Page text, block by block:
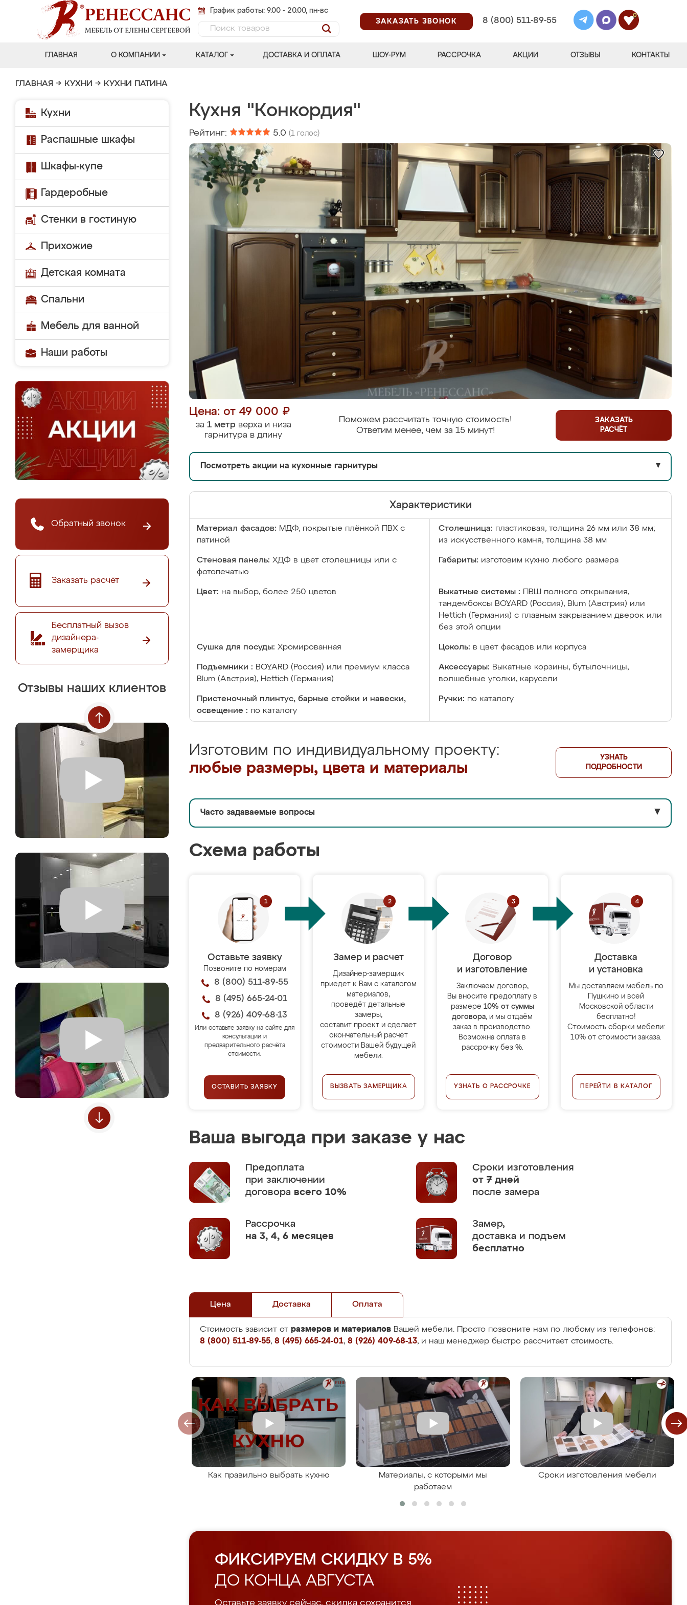
График работы: 9.00 - 20.00, пн-вс
ЗАКАЗАТЬ ЗВОНОК
8 (800) 511-89-55
0
ГЛАВНАЯ О КОМПАНИИ КАТАЛОГ ДОСТАВКА И ОПЛАТА ШОУ-РУМ РАССРОЧКА АКЦИИ ОТЗЫВЫ КОНТАКТЫ
ГЛАВНАЯ → КУХНИ → КУХНИ ПАТИНА
Кухни
Распашные шкафы
Шкафы-купе
Гардеробные
Стенки в гостиную
Прихожие
Детская комната
Спальни
Мебель для ванной
Наши работы
Обратный звонок
Заказать расчёт
Бесплатный вызов
дизайнера-
замерщика
Отзывы наших клиентов
Кухня "Конкордия"
Рейтинг: 5.0 (1 голос)
Цена: от 49 000 ₽
за 1 метрверха и низа
гарнитура в длину
Поможем рассчитать точную стоимость!
Ответим менее, чем за 15 минут!
ЗАКАЗАТЬ
РАСЧЁТ
Посмотреть акции на кухонные гарнитуры ▼
Характеристики
Материал фасадов: МДФ, покрытые плёнкой ПВХ с
патиной
Столешница: пластиковая, толщина 26 мм или 38 мм;
из искусственного камня, толщина 38 мм
Стеновая панель: ХДФ в цвет столешницы или с
фотопечатью
Габариты: изготовим кухню любого размера
Цвет: на выбор, более 250 цветов Выкатные системы :
ПВШ полного открывания,
тандембоксы BOYARD (Россия), Blum (Австрия) или
Hettich (Германия) с плавным закрыванием дверок или
без этой опции
Сушка для посуды: Хромированная Цоколь: в цвет фасадов или корпуса
Подъемники : BOYARD (Россия) или премиум класса
Blum (Австрия), Hettich (Германия)
Аксессуары: Выкатные корзины, бутылочницы,
волшебные уголки, карусели
Пристеночный плинтус, барные стойки и навески,
освещение : по каталогу
Ручки: по каталогу
Изготовим по индивидуальному проекту:
любые размеры, цвета и материалы
УЗНАТЬ
ПОДРОБНОСТИ
Часто задаваемые вопросы ▼
Схема работы
Оставьте заявку
Позвоните по номерам
8 (800) 511-89-55
8 (495) 665-24-01
8 (926) 409-68-13
Или оставьте заявку на сайте для
консультации и
предварительного расчёта
стоимости.
ОСТАВИТЬ ЗАЯВКУ
Замер и расчет
Дизайнер-замерщик
приедет к Вам с каталогом
материалов,
проведёт детальные
замеры,
составит проект и сделает
окончательный расчёт
стоимости Вашей будущей
мебели.
ВЫЗВАТЬ ЗАМЕРЩИКА
Договор
и изготовление
Заключаем договор,
Вы вносите предоплату в
размере 10% от суммы
договора, и мы отдаём
заказ в производство.
Возможна оплата в
рассрочку без %.
УЗНАТЬ О РАССРОЧКЕ
Доставка
и установка
Мы доставляем мебель по
Пушкино и всей
Московской области
бесплатно!
Стоимость сборки мебели:
10% от стоимости заказа.
ПЕРЕЙТИ В КАТАЛОГ
Ваша выгода при заказе у нас
Предоплата
при заключении
договора всего 10%
Сроки изготовления
от 7 дней
после замера
Рассрочка
на 3, 4, 6 месяцев
Замер,
доставка и подъем
бесплатно
Цена Доставка Оплата
Стоимость зависит от размеров и материалов Вашей мебели. Просто позвоните нам по любому из телефонов:
8 (800) 511-89-55, 8 (495) 665-24-01, 8 (926) 409-68-13, и наш менеджер быстро рассчитает стоимость.
Как правильно выбрать кухню
Материалы, с которыми мы
работаем
Сроки изготовления мебели
ФИКСИРУЕМ СКИДКУ В 5%
ДО КОНЦА АВГУСТА
Оставьте заявку сейчас, скидка сохранится.